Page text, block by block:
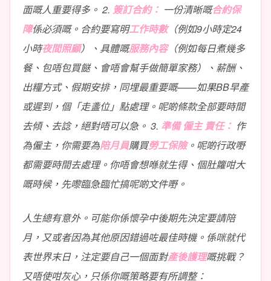
面嘅人重要得多。 2. 簽訂合約： 一份清晰嘅合約保
障係必須嘅。合約要寫明工作時數（例如9小時定24
小時夜間照顧）、具體嘅服務內容（例如每日煮幾多
餐、包唔包買餸、會唔會幫手做簡單家務）、薪酬、
出糧方式、假期安排，同埋最重要嘅——如果BB早產
或遲到，個「走盞位」點處理。呢啲條款全部要時間
去傾、去諗，絕對唔可以急。 3. 準備 僱主 責任： 作
為僱主，你需要為陪月員購買勞工保險。呢啲行政嘢
都需要時間去處理。你唔會想喺就生得、個肚籮咁大
嘅時候，先嚟臨急臨忙搞呢啲文件嘢。
人生總有意外。可能你係懷孕中後期先決定要請陪
月，又或者因為其他原因錯過咗最佳時機。係咪就代
表世界末日，注定要自己一個面對產後護理嘅挑戰？
又唔使咁灰心，只係你嘅策略要有所調整：